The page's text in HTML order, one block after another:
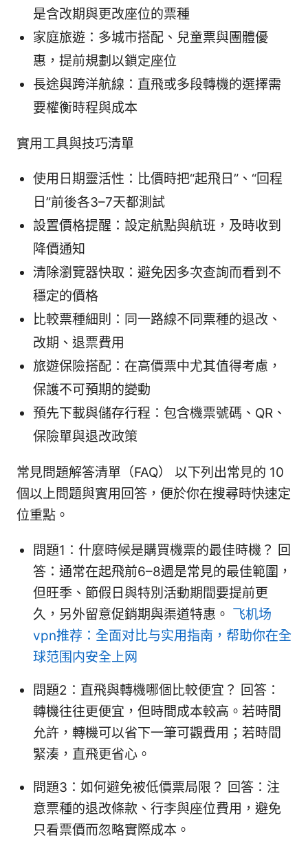
是含改期與更改座位的票種
家庭旅遊：多城市搭配、兒童票與團體優
惠，提前規劃以鎖定座位
長途與跨洋航線：直飛或多段轉機的選擇需
要權衡時程與成本
實用工具與技巧清單
使用日期靈活性：比價時把“起飛日”、“回程
日”前後各3–7天都測試
設置價格提醒：設定航點與航班，及時收到
降價通知
清除瀏覽器快取：避免因多次查詢而看到不
穩定的價格
比較票種細則：同一路線不同票種的退改、
改期、退票費用
旅遊保險搭配：在高價票中尤其值得考慮，
保護不可預期的變動
預先下載與儲存行程：包含機票號碼、QR、
保險單與退改政策
常見問題解答清單（FAQ） 以下列出常見的 10
個以上問題與實用回答，便於你在搜尋時快速定
位重點。
問題1：什麼時候是購買機票的最佳時機？ 回
答：通常在起飛前6–8週是常見的最佳範圍，
但旺季、節假日與特別活動期間要提前更
久，另外留意促銷期與渠道特惠。 飞机场
vpn推荐：全面对比与实用指南，帮助你在全
球范围内安全上网
問題2：直飛與轉機哪個比較便宜？ 回答：
轉機往往更便宜，但時間成本較高。若時間
允許，轉機可以省下一筆可觀費用；若時間
緊湊，直飛更省心。
問題3：如何避免被低價票局限？ 回答：注
意票種的退改條款、行李與座位費用，避免
只看票價而忽略實際成本。